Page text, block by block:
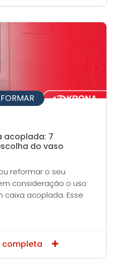
acoplada: 7
do vaso
reformar o seu
consideração o uso
acoplada. Esse
completa